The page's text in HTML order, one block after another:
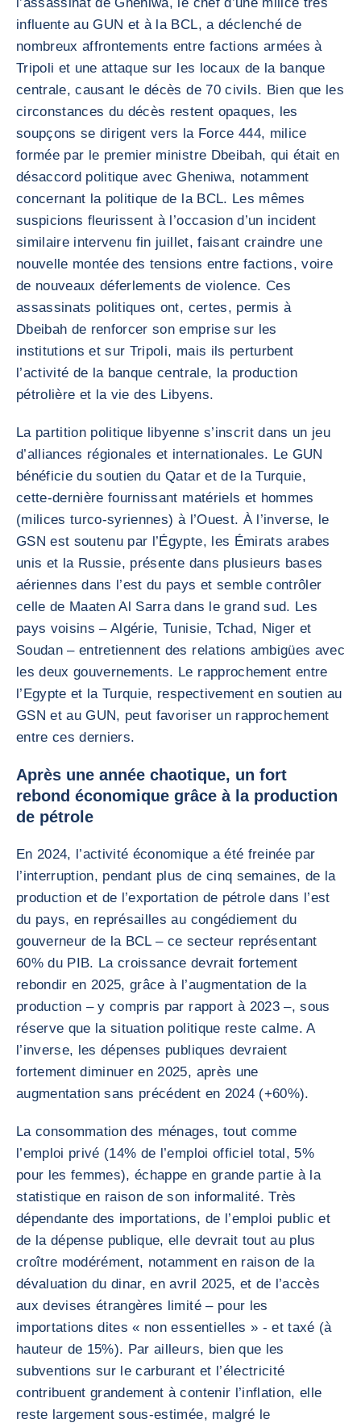
influente au GUN et à la BCL, a déclenché de
nombreux affrontements entre factions armées à
Tripoli et une attaque sur les locaux de la banque
centrale, causant le décès de 70 civils. Bien que les
circonstances du décès restent opaques, les
soupçons se dirigent vers la Force 444, milice
formée par le premier ministre Dbeibah, qui était en
désaccord politique avec Gheniwa, notamment
concernant la politique de la BCL. Les mêmes
suspicions fleurissent à l’occasion d’un incident
similaire intervenu fin juillet, faisant craindre une
nouvelle montée des tensions entre factions, voire
de nouveaux déferlements de violence. Ces
assassinats politiques ont, certes, permis à
Dbeibah de renforcer son emprise sur les
institutions et sur Tripoli, mais ils perturbent
l’activité de la banque centrale, la production
pétrolière et la vie des Libyens.
La partition politique libyenne s’inscrit dans un jeu
d’alliances régionales et internationales. Le GUN
bénéficie du soutien du Qatar et de la Turquie,
cette-dernière fournissant matériels et hommes
(milices turco-syriennes) à l’Ouest. À l’inverse, le
GSN est soutenu par l’Égypte, les Émirats arabes
unis et la Russie, présente dans plusieurs bases
aériennes dans l’est du pays et semble contrôler
celle de Maaten Al Sarra dans le grand sud. Les
pays voisins – Algérie, Tunisie, Tchad, Niger et
Soudan – entretiennent des relations ambigües avec
les deux gouvernements. Le rapprochement entre
l’Egypte et la Turquie, respectivement en soutien au
GSN et au GUN, peut favoriser un rapprochement
entre ces derniers.
Après une année chaotique, un fort
rebond économique grâce à la production
de pétrole
En 2024, l’activité économique a été freinée par
l’interruption, pendant plus de cinq semaines, de la
production et de l’exportation de pétrole dans l’est
du pays, en représailles au congédiement du
gouverneur de la BCL – ce secteur représentant
60% du PIB. La croissance devrait fortement
rebondir en 2025, grâce à l’augmentation de la
production – y compris par rapport à 2023 –, sous
réserve que la situation politique reste calme. A
l’inverse, les dépenses publiques devraient
fortement diminuer en 2025, après une
augmentation sans précédent en 2024 (+60%).
La consommation des ménages, tout comme
l’emploi privé (14% de l’emploi officiel total, 5%
pour les femmes), échappe en grande partie à la
statistique en raison de son informalité. Très
dépendante des importations, de l’emploi public et
de la dépense publique, elle devrait tout au plus
croître modérément, notamment en raison de la
dévaluation du dinar, en avril 2025, et de l’accès
aux devises étrangères limité – pour les
importations dites « non essentielles » - et taxé (à
hauteur de 15%). Par ailleurs, bien que les
subventions sur le carburant et l’électricité
contribuent grandement à contenir l’inflation, elle
reste largement sous-estimée, malgré le